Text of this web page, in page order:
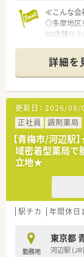
≪こんな
◎多摩地区
60店舗以上
しっかり
≪ライフワ
◎年間休日
◎産休育休
≪勉強会の
◎自社内に
ます。
◎講師は現
◎座学だ
施してお
ます。
◎中途入社
◎中途社員
大会など
詳細を
更新日： 2026/08/
正社員
調剤薬局
【青梅市/河辺
域密着型薬局で
立地★
駅チカ 年間休日
勤務地
東京都
河辺駅